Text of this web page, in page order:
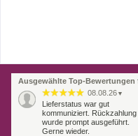
Ausgewählte Top-
08.08.26 ▼
Lieferstatus war gut
kommuniziert. Rückzahlung
wurde prompt ausgeführt.
Gerne wieder.